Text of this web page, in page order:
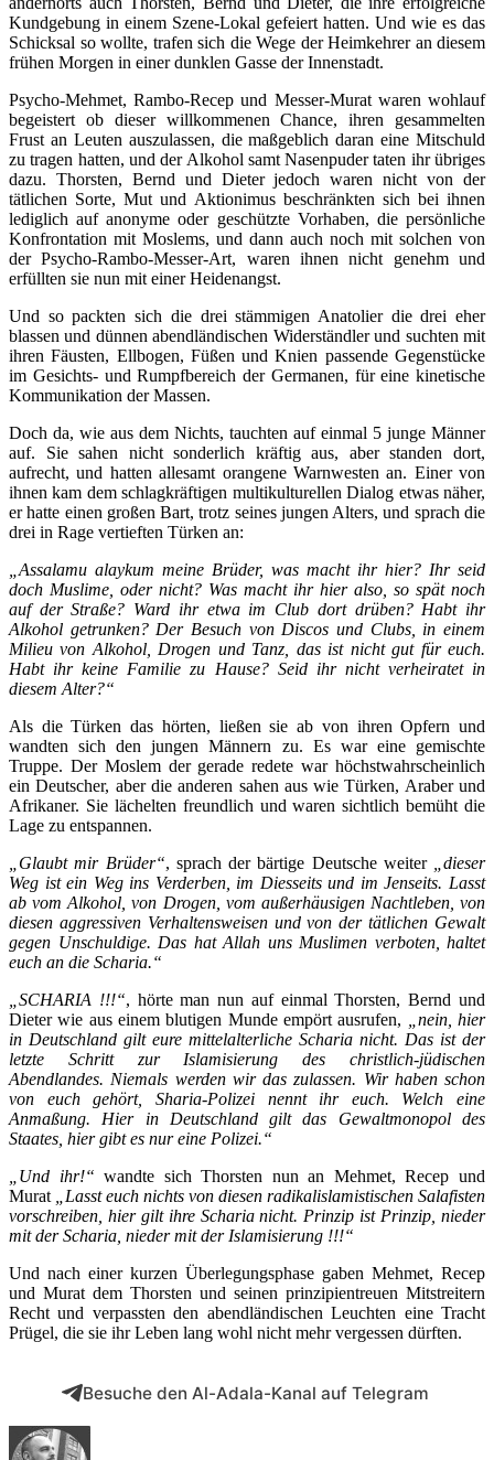
Kundgebung in einem Szene-Lokal gefeiert hatten. Und wie es das
Schicksal so wollte, trafen sich die Wege der Heimkehrer an diesem
frühen Morgen in einer dunklen Gasse der Innenstadt.
Psycho-Mehmet, Rambo-Recep und Messer-Murat waren wohlauf
begeistert ob dieser willkommenen Chance, ihren gesammelten
Frust an Leuten auszulassen, die maßgeblich daran eine Mitschuld
zu tragen hatten, und der Alkohol samt Nasenpuder taten ihr übriges
dazu. Thorsten, Bernd und Dieter jedoch waren nicht von der
tätlichen Sorte, Mut und Aktionimus beschränkten sich bei ihnen
lediglich auf anonyme oder geschützte Vorhaben, die persönliche
Konfrontation mit Moslems, und dann auch noch mit solchen von
der Psycho-Rambo-Messer-Art, waren ihnen nicht genehm und
erfüllten sie nun mit einer Heidenangst.
Und so packten sich die drei stämmigen Anatolier die drei eher
blassen und dünnen abendländischen Widerständler und suchten mit
ihren Fäusten, Ellbogen, Füßen und Knien passende Gegenstücke
im Gesichts- und Rumpfbereich der Germanen, für eine kinetische
Kommunikation der Massen.
Doch da, wie aus dem Nichts, tauchten auf einmal 5 junge Männer
auf. Sie sahen nicht sonderlich kräftig aus, aber standen dort,
aufrecht, und hatten allesamt orangene Warnwesten an. Einer von
ihnen kam dem schlagkräftigen multikulturellen Dialog etwas näher,
er hatte einen großen Bart, trotz seines jungen Alters, und sprach die
drei in Rage vertieften Türken an:
„Assalamu alaykum meine Brüder, was macht ihr hier? Ihr seid
doch Muslime, oder nicht? Was macht ihr hier also, so spät noch
auf der Straße? Ward ihr etwa im Club dort drüben? Habt ihr
Alkohol getrunken? Der Besuch von Discos und Clubs, in einem
Milieu von Alkohol, Drogen und Tanz, das ist nicht gut für euch.
Habt ihr keine Familie zu Hause? Seid ihr nicht verheiratet in
diesem Alter?“
Als die Türken das hörten, ließen sie ab von ihren Opfern und
wandten sich den jungen Männern zu. Es war eine gemischte
Truppe. Der Moslem der gerade redete war höchstwahrscheinlich
ein Deutscher, aber die anderen sahen aus wie Türken, Araber und
Afrikaner. Sie lächelten freundlich und waren sichtlich bemüht die
Lage zu entspannen.
„Glaubt mir Brüder“, sprach der bärtige Deutsche weiter
„dieser
Weg ist ein Weg ins Verderben, im Diesseits und im Jenseits. Lasst
ab vom Alkohol, von Drogen, vom außerhäusigen Nachtleben, von
diesen aggressiven Verhaltensweisen und von der tätlichen Gewalt
gegen Unschuldige. Das hat Allah uns Muslimen verboten, haltet
euch an die Scharia.“
„SCHARIA !!!“, hörte man nun auf einmal Thorsten, Bernd und
Dieter wie aus einem blutigen Munde empört ausrufen,
„nein, hier
in Deutschland gilt eure mittelalterliche Scharia nicht. Das ist der
letzte Schritt zur Islamisierung des christlich-jüdischen
Abendlandes. Niemals werden wir das zulassen. Wir haben schon
von euch gehört, Sharia-Polizei nennt ihr euch. Welch eine
Anmaßung. Hier in Deutschland gilt das Gewaltmonopol des
Staates, hier gibt es nur eine Polizei.“
„Und ihr!“ wandte sich Thorsten nun an Mehmet, Recep und
Murat
„Lasst euch nichts von diesen radikalislamistischen Salafisten
vorschreiben, hier gilt ihre Scharia nicht. Prinzip ist Prinzip, nieder
mit der Scharia, nieder mit der Islamisierung !!!“
Und nach einer kurzen Überlegungsphase gaben Mehmet, Recep
und Murat dem Thorsten und seinen prinzipientreuen Mitstreitern
Recht und verpassten den abendländischen Leuchten eine Tracht
Prügel, die sie ihr Leben lang wohl nicht mehr vergessen dürften.
Besuche den Al-Adala-Kanal auf Telegram